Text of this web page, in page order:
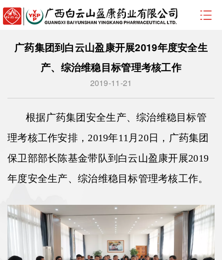
广药集团到白云山盈康开展2019年度安全生
产、综治维稳目标管理考核工作
2019-11-21
根据广药集团安全生产、综治维稳目标管
理考核工作安排，2019年11月20日，广药集团
保卫部部长陈基金带队到白云山盈康开展2019
年度安全生产、综治维稳目标管理考核工作。